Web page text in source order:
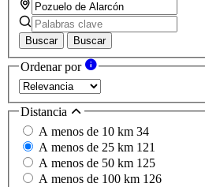
Buscar Buscar
Ordenar por
Distancia
A menos de 10 km 34
A menos de 25 km 121
A menos de 50 km 125
A menos de 100 km 126